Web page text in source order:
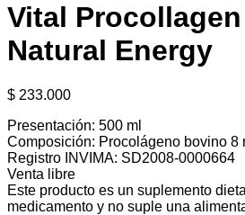
Vital
Natural Energy
$ 233.000
Presentación: 500 ml
Composición: Procolágeno bovino 8
Registro INVIMA: SD2008-0000664
Venta libre
Este producto es un suplemento
medicamento y no suple una